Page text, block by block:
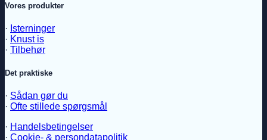
Vores produkter
· Isterninger
· Knust is
· Tilbehør
Det praktiske
· Sådan gør du
· Ofte stillede spørgsmål
· Handelsbetingelser
· Cookie- & persondatapolitik